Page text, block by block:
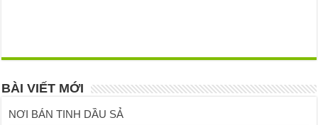
BÀI VIẾT MỚI
NƠI BÁN TINH DẦU SẢ